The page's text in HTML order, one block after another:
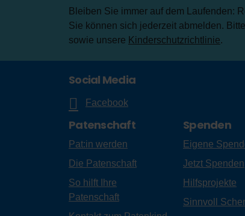
Bleiben Sie immer auf dem Laufenden:
Sie können sich jederzeit abmelden.
sowie unsere Kinderschutzrichtlinie.
Social Media
Facebook
Patenschaft
Pat:in werden
Die Patenschaft
So hilft Ihre
Patenschaft
Spenden
Eigene
Jetzt Spenden
Hilfsprojekte
Sinnvoll